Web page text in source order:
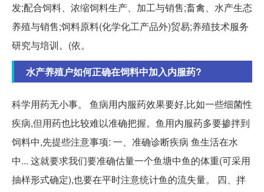
发;配合饲料、浓缩饲料生产、加工与销售;畜禽、水产生态
养殖与销售;饲料原料(化学化工产品外)贸易;养殖技术服务
研究与培训。(依。
水产养殖户如何正确在饲料中加入内服药?
科学用药无小事。 鱼病用内服药效果要好,比如一些细菌性
疾病,但用药也比较难以准确把握。鱼用内服药多要掺拌到
饲料中,先提些注意事项: 一、准确诊断疾病 鱼生活在水
中... 这就要求我们要准确估量一个鱼塘中鱼的体重(可采用
抽样形式确定),也要在平时注意统计鱼的流失量。 四、拌